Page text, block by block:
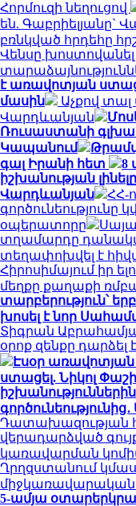
Հորմուզի նեղուցով
են. Գաբրիելյանը`
բռնկված հրդեհը
Վենսը
է առավոտյան
մասին
Աչքով
Վարդևանյան
Ռուսաստանի
Կապանում
գալ Իրանի հետ
8
իշխանության
Վարդևանյան
ՀՀ-
գործունեությունը
օպերատորը
տղամարդը
տեղափոխվել է
Հիրոսիմայում իր
մեղքը քաղաքի
տարբերություն՝
խոսել է նոր
Տիգրան
օրոք զենքը դարձել
Էսօր
ստացել. Նիկոլ
Դատախազության
վերադարձված
կառավարման
Ղրղզստանում
միջկառավարական
5-ամյա